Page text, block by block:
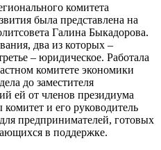
комитета
была представлена на
Галина Быкадорова.
два из которых –
– юридическое. Работала
комитете экономики
до заместителя
ей от членов президиума
и его руководитель
предпринимателей, готовых
в поддержке.